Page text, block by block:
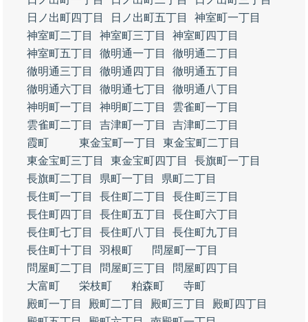
日ノ出町四丁目
日ノ出町五丁目
神室町一丁目
神室町二丁目
神室町三丁目
神室町四丁目
神室町五丁目
徹明通一丁目
徹明通二丁目
徹明通三丁目
徹明通四丁目
徹明通五丁目
徹明通六丁目
徹明通七丁目
徹明通八丁目
神明町一丁目
神明町二丁目
雲雀町一丁目
雲雀町二丁目
吉津町一丁目
吉津町二丁目
霞町
東金宝町一丁目
東金宝町二丁目
東金宝町三丁目
東金宝町四丁目
長旗町一丁目
長旗町二丁目
県町一丁目
県町二丁目
長住町一丁目
長住町二丁目
長住町三丁目
長住町四丁目
長住町五丁目
長住町六丁目
長住町七丁目
長住町八丁目
長住町九丁目
長住町十丁目
羽根町
問屋町一丁目
問屋町二丁目
問屋町三丁目
問屋町四丁目
大富町
栄枝町 粕森町
寺町
殿町一丁目
殿町二丁目 殿町三丁目
殿町四丁目